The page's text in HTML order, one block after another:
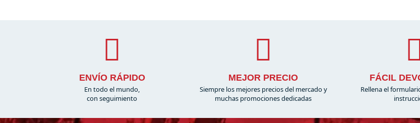
ENVÍO RÁPIDO
En todo el mundo,
con seguimiento
MEJOR PRECIO
Siempre los mejores precios del mercado y
muchas promociones dedicadas
FÁCIL
Rellena el